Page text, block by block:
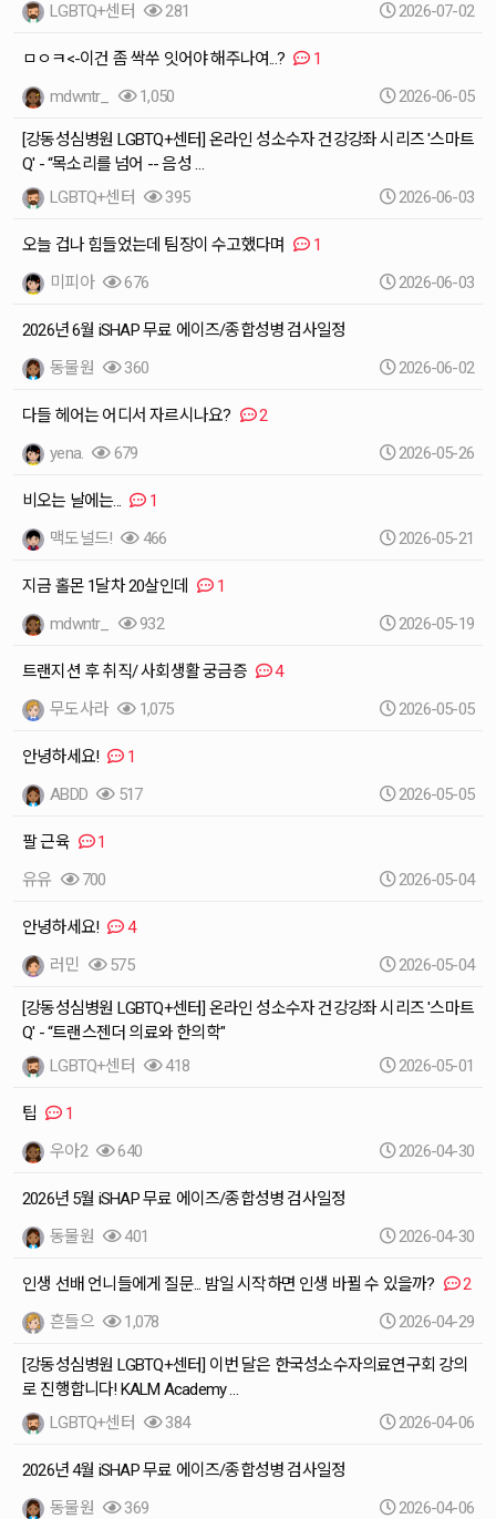
LGBTQ+센터
281 2026-07-02
ㅁㅇㅋ<-이건 좀 싹쑤 잇어야 해주나여...?
1
mdwntr_
1,050 2026-06-05
[강동성심병원 LGBTQ+센터] 온라인 성소수자 건강강좌 시리즈 '스마트
Q' - “목소리를 넘어 -- 음성 …
LGBTQ+센터
395 2026-06-03
오늘 겁나 힘들었는데 팀장이 수고했다며
1
미피아
676 2026-06-03
2026년 6월 iSHAP 무료 에이즈/종합성병 검사일정
동물원
360 2026-06-02
다들 헤어는 어디서 자르시나요?
2
yena.
679 2026-05-26
비오는 날에는...
1
맥도널드!
466 2026-05-21
지금 홀몬 1달차 20살인데
1
mdwntr_
932 2026-05-19
트랜지션 후 취직/ 사회생활 궁금증
4
무도사라
1,075 2026-05-05
안녕하세요!
1
ABDD
517 2026-05-05
팔 근육
1
유유
700 2026-05-04
안녕하세요!
4
러민
575 2026-05-04
[강동성심병원 LGBTQ+센터] 온라인 성소수자 건강강좌 시리즈 '스마트
Q' - “트랜스젠더 의료와 한의학"
LGBTQ+센터
418 2026-05-01
팁
1
우아2
640 2026-04-30
2026년 5월 iSHAP 무료 에이즈/종합성병 검사일정
동물원
401 2026-04-30
인생 선배 언니들에게 질문... 밤일 시작하면 인생 바뀔 수 있을까?
2
흔들으
1,078 2026-04-29
[강동성심병원 LGBTQ+센터] 이번 달은 한국성소수자의료연구회 강의
로 진행합니다! KALM Academy …
LGBTQ+센터
384 2026-04-06
2026년 4월 iSHAP 무료 에이즈/종합성병 검사일정
동물원
369 2026-04-06